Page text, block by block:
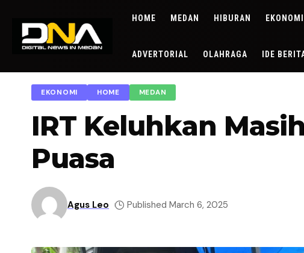
HOME MEDAN HIBURAN EKONOMI
ADVERTORIAL OLAHRAGA IDE
EKONOMI HOME MEDAN
IRT Keluhkan
Puasa
Agus Leo Published March 6, 2025